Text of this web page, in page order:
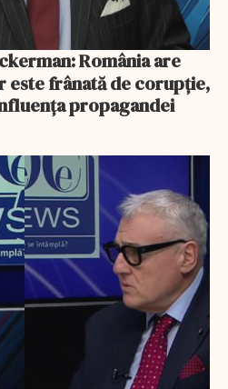
este frânată de corupție,
propagandei